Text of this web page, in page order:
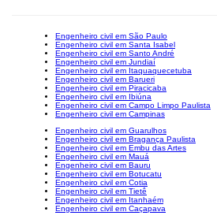
Engenheiro civil em São Paulo
Engenheiro civil em Santa Isabel
Engenheiro civil em Santo André
Engenheiro civil em Jundiaí
Engenheiro civil em Itaquaquecetuba
Engenheiro civil em Barueri
Engenheiro civil em Piracicaba
Engenheiro civil em Ibiúna
Engenheiro civil em Campo Limpo Paulista
Engenheiro civil em Campinas
Engenheiro civil em Guarulhos
Engenheiro civil em Bragança Paulista
Engenheiro civil em Embu das Artes
Engenheiro civil em Mauá
Engenheiro civil em Bauru
Engenheiro civil em Botucatu
Engenheiro civil em Cotia
Engenheiro civil em Tietê
Engenheiro civil em Itanhaém
Engenheiro civil em Caçapava